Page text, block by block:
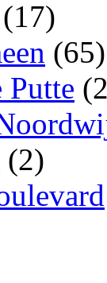
(17)
(65)
Putte
(2)